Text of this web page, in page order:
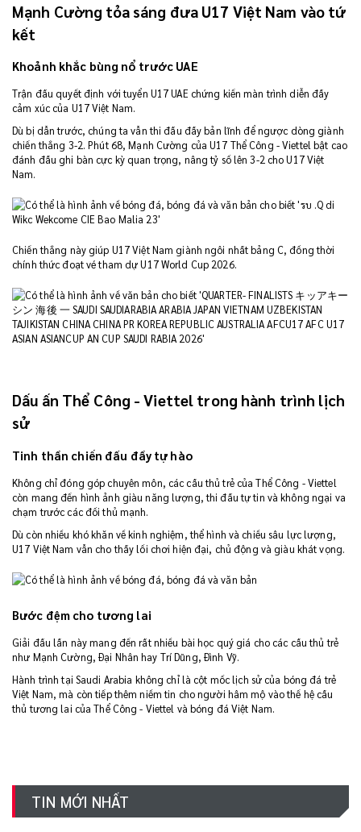
Mạnh Cường tỏa sáng đưa U17 Việt Nam vào tứ
kết
Khoảnh khắc bùng nổ trước UAE
Trận đấu quyết định với tuyển U17 UAE chứng kiến màn trình diễn đầy
cảm xúc của U17 Việt Nam.
Dù bị dẫn trước, chúng ta vẫn thi đấu đầy bản lĩnh để ngược dòng giành
chiến thắng 3-2. Phút 68, Mạnh Cường của U17 Thể Công - Viettel bật cao
đánh đầu ghi bàn cực kỳ quan trọng, nâng tỷ số lên 3-2 cho U17 Việt
Nam.
Chiến thắng này giúp U17 Việt Nam giành ngôi nhất bảng C, đồng thời
chính thức đoạt vé tham dự U17 World Cup 2026.
Dấu ấn Thể Công - Viettel trong hành trình lịch
sử
Tinh thần chiến đấu đầy tự hào
Không chỉ đóng góp chuyên môn, các cầu thủ trẻ của Thể Công - Viettel
còn mang đến hình ảnh giàu năng lượng, thi đấu tự tin và không ngại va
chạm trước các đối thủ mạnh.
Dù còn nhiều khó khăn về kinh nghiệm, thể hình và chiều sâu lực lượng,
U17 Việt Nam vẫn cho thấy lối chơi hiện đại, chủ động và giàu khát vọng.
Bước đệm cho tương lai
Giải đấu lần này mang đến rất nhiều bài học quý giá cho các cầu thủ trẻ
như Mạnh Cường, Đại Nhân hay Trí Dũng, Đình Vỹ.
Hành trình tại Saudi Arabia không chỉ là cột mốc lịch sử của bóng đá trẻ
Việt Nam, mà còn tiếp thêm niềm tin cho người hâm mộ vào thế hệ cầu
thủ tương lai của Thể Công - Viettel và bóng đá Việt Nam.
TIN MỚI NHẤT